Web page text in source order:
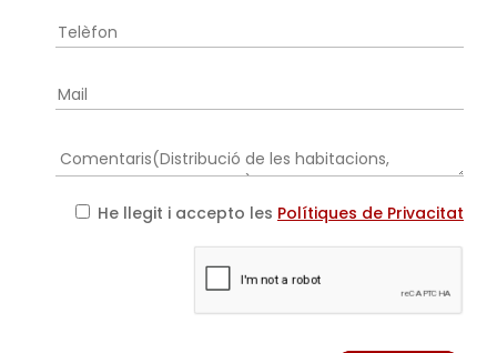
He llegit i accepto les Polítiques de Privacitat